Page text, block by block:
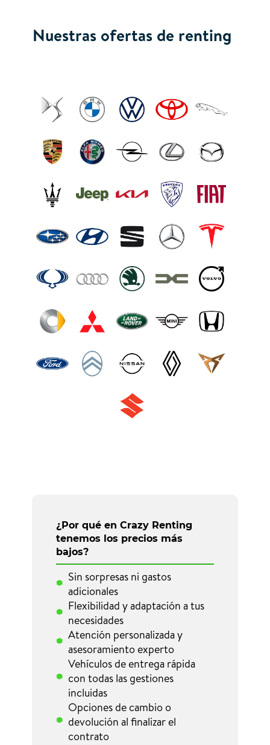
Nuestras ofertas de renting
¿Por qué en Crazy Renting
tenemos los precios más
bajos?
Sin sorpresas ni gastos
adicionales
Flexibilidad y adaptación a tus
necesidades
Atención personalizada y
asesoramiento experto
Vehículos de entrega rápida
con todas las gestiones
incluidas
Opciones de cambio o
devolución al finalizar el
contrato